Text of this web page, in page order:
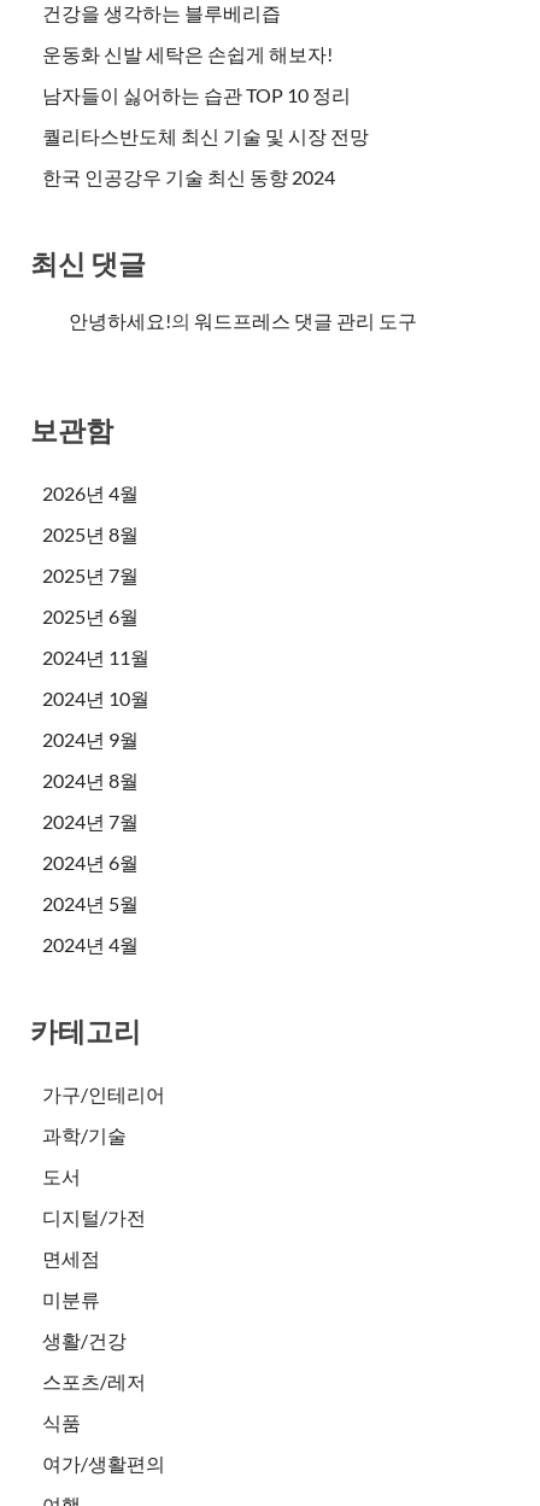
건강을 생각하는 블루베리즙
운동화 신발 세탁은 손쉽게 해보자!
남자들이 싫어하는 습관 TOP 10 정리
퀄리타스반도체 최신 기술 및 시장 전망
한국 인공강우 기술 최신 동향 2024
최신 댓글
안녕하세요!의 워드프레스 댓글 관리 도구
보관함
2026년 4월
2025년 8월
2025년 7월
2025년 6월
2024년 11월
2024년 10월
2024년 9월
2024년 8월
2024년 7월
2024년 6월
2024년 5월
2024년 4월
카테고리
가구/인테리어
과학/기술
도서
디지털/가전
면세점
미분류
생활/건강
스포츠/레저
식품
여가/생활편의